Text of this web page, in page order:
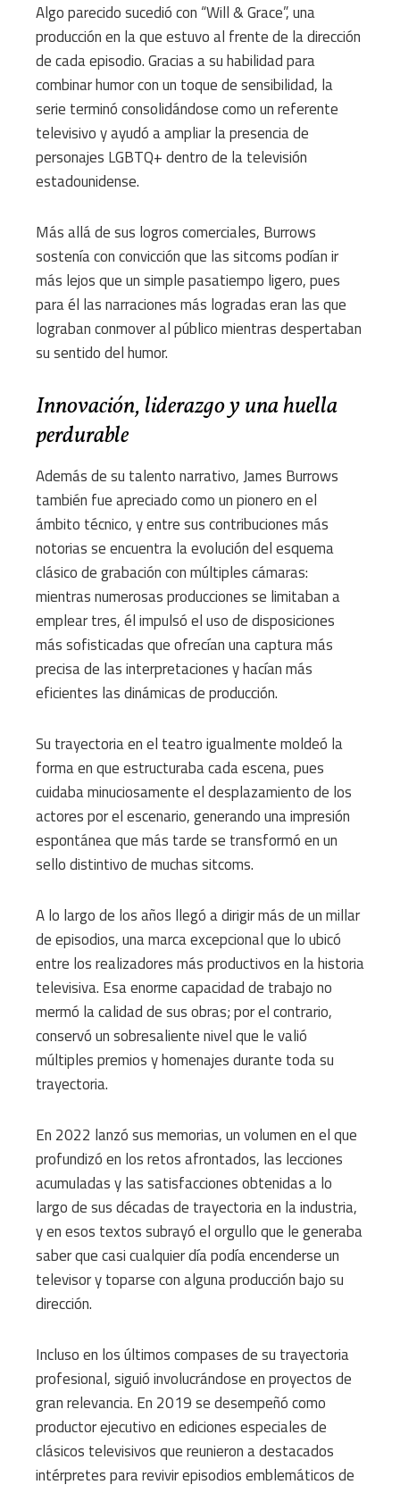
Algo parecido sucedió con “Will & Grace”, una
producción en la que estuvo al frente de la dirección
de cada episodio. Gracias a su habilidad para
combinar humor con un toque de sensibilidad, la
serie terminó consolidándose como un referente
televisivo y ayudó a ampliar la presencia de
personajes LGBTQ+ dentro de la televisión
estadounidense.
Más allá de sus logros comerciales, Burrows
sostenía con convicción que las sitcoms podían ir
más lejos que un simple pasatiempo ligero, pues
para él las narraciones más logradas eran las que
lograban conmover al público mientras despertaban
su sentido del humor.
Innovación, liderazgo y una huella
perdurable
Además de su talento narrativo, James Burrows
también fue apreciado como un pionero en el
ámbito técnico, y entre sus contribuciones más
notorias se encuentra la evolución del esquema
clásico de grabación con múltiples cámaras:
mientras numerosas producciones se limitaban a
emplear tres, él impulsó el uso de disposiciones
más sofisticadas que ofrecían una captura más
precisa de las interpretaciones y hacían más
eficientes las dinámicas de producción.
Su trayectoria en el teatro igualmente moldeó la
forma en que estructuraba cada escena, pues
cuidaba minuciosamente el desplazamiento de los
actores por el escenario, generando una impresión
espontánea que más tarde se transformó en un
sello distintivo de muchas sitcoms.
A lo largo de los años llegó a dirigir más de un millar
de episodios, una marca excepcional que lo ubicó
entre los realizadores más productivos en la historia
televisiva. Esa enorme capacidad de trabajo no
mermó la calidad de sus obras; por el contrario,
conservó un sobresaliente nivel que le valió
múltiples premios y homenajes durante toda su
trayectoria.
En 2022 lanzó sus memorias, un volumen en el que
profundizó en los retos afrontados, las lecciones
acumuladas y las satisfacciones obtenidas a lo
largo de sus décadas de trayectoria en la industria,
y en esos textos subrayó el orgullo que le generaba
saber que casi cualquier día podía encenderse un
televisor y toparse con alguna producción bajo su
dirección.
Incluso en los últimos compases de su trayectoria
profesional, siguió involucrándose en proyectos de
gran relevancia. En 2019 se desempeñó como
productor ejecutivo en ediciones especiales de
clásicos televisivos que reunieron a destacados
intérpretes para revivir episodios emblemáticos de